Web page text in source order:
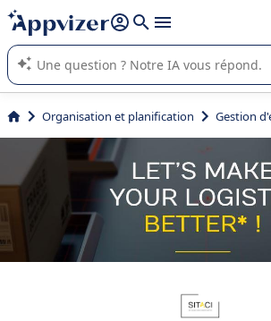
répondre (plusieurs lignes avec
L'IA de Appvizer vous guide dans l'utilisation
logiciel SaaS en entreprise.
Organisation et planification Gestion